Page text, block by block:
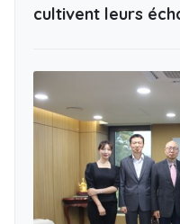
cultivent leurs